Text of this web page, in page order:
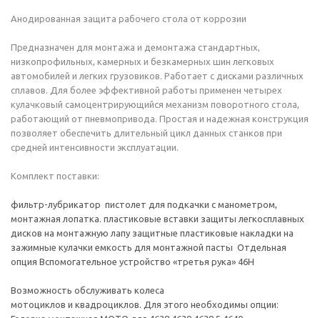
Анодированная защита рабочего стола от коррозии
Предназначен для монтажа и демонтажа стандартных,
низкопрофильных, камерных и безкамерных шин легковых
автомобилей и легких грузовиков. Работает с дисками различных
сплавов. Для более эффективной работы применен четырех
кулачковый самоцентрирующийся механизм поворотного стола,
работающий от пневмопривода. Простая и надежная конструкция
позволяет обеспечить длительный цикл данных станков при
средней интенсивности эксплуатации.
Комплект поставки:
фильтр-лубрикатор пистолет для подкачки с манометром,
монтажная лопатка. пластиковые вставки защиты легкосплавных
дисков на монтажную лапу защитные пластиковые накладки на
зажимные кулачки емкость для монтажной пасты Отдельная
опция Вспомогательное устройство «третья рука» 46H
Возможность обслуживать колеса
мотоциклов и квадроциклов. Для этого необходимы опции: